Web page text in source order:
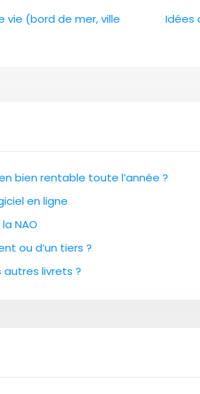
vie (bord de mer, ville
Idées
bien rentable toute l’année ?
en ligne
NAO
ou d’un tiers ?
autres livrets ?